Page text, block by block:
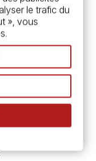
?
Extra-fine
et acrylique
le trafic du
», vous